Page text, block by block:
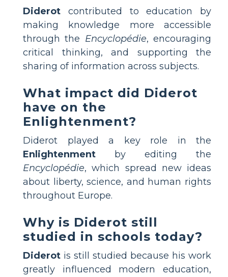
Diderot contributed to education by
making knowledge more accessible
through the Encyclopédie, encouraging
critical thinking, and supporting the
sharing of information across subjects.
What impact did Diderot
have on the
Enlightenment?
Diderot played a key role in the
Enlightenment by editing the
Encyclopédie, which spread new ideas
about liberty, science, and human rights
throughout Europe.
Why is Diderot still
studied in schools today?
Diderot is still studied because his work
greatly influenced modern education,